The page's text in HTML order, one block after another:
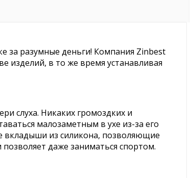
за разумные деньги! Компания Zinbest
изделий, в то же время устанавливая
слуха. Никаких громоздких и
малозаметным в ухе из-за его
вкладыши из силикона, позволяющие
даже заниматься спортом.